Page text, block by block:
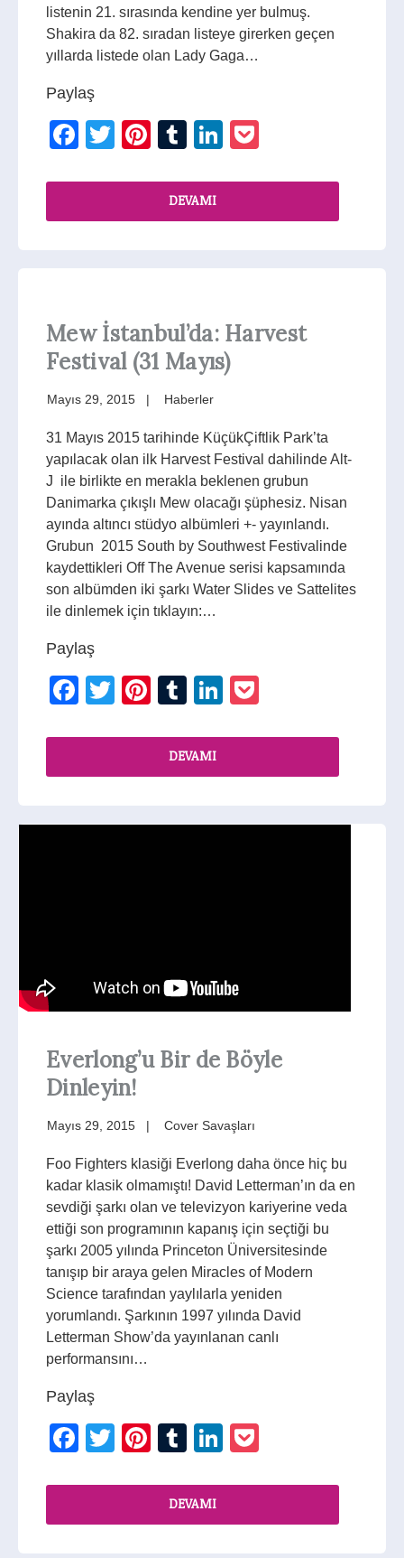
listenin 21. sırasında kendine yer bulmuş.
Shakira da 82. sıradan listeye girerken geçen
yıllarda listede olan Lady Gaga…
Paylaş
Facebook
TwitterPinterest
TumblrLinkedIn
DEVAMI
Mew İstanbul’da: Harvest
Festival (31 Mayıs)
Mayıs 29, 2015 Haberler
31 Mayıs 2015 tarihinde KüçükÇiftlik Park’ta
yapılacak olan ilk Harvest Festival dahilinde Alt-
J ile birlikte en merakla beklenen grubun
Danimarka çıkışlı Mew olacağı şüphesiz. Nisan
ayında altıncı stüdyo albümleri +- yayınlandı.
Grubun 2015 South by Southwest Festivalinde
kaydettikleri Off The Avenue serisi kapsamında
son albümden iki şarkı Water Slides ve Sattelites
ile dinlemek için tıklayın:…
Paylaş
Facebook
TwitterPinterest
TumblrLinkedIn
DEVAMI
Everlong’u Bir de Böyle
Dinleyin!
Mayıs 29, 2015 Cover Savaşları
Foo Fighters klasiği Everlong daha önce hiç bu
kadar klasik olmamıştı! David Letterman’ın da en
sevdiği şarkı olan ve televizyon kariyerine veda
ettiği son programının kapanış için seçtiği bu
şarkı 2005 yılında Princeton Üniversitesinde
tanışıp bir araya gelen Miracles of Modern
Science tarafından yaylılarla yeniden
yorumlandı. Şarkının 1997 yılında David
Letterman Show’da yayınlanan canlı
performansını…
Paylaş
Facebook
TwitterPinterest
TumblrLinkedIn
DEVAMI